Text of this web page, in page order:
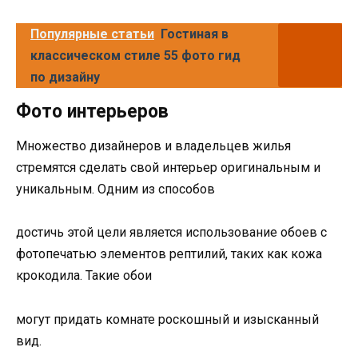
Популярные статьи Гостиная в
классическом стиле 55 фото гид
по дизайну
Фото интерьеров
Множество дизайнеров и владельцев жилья
стремятся сделать свой интерьер оригинальным и
уникальным. Одним из способов
достичь этой цели является использование обоев с
фотопечатью элементов рептилий, таких как кожа
крокодила. Такие обои
могут придать комнате роскошный и изысканный
вид.